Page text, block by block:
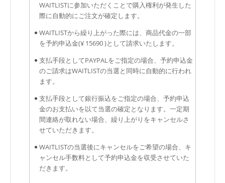
WAITLISTに参加いただくことで購入権利が発生した
際に自動的にご注文が確定します。
WAITLISTから繰り上がった際には、商品代金の一部
を予約申込金(¥ 15690 )として請求いたします。
支払手段としてPAYPALをご指定の場合、予約申込金
のご請求はWAITLISTの当選と同時に自動的に行われ
ます。
支払手段として銀行振込をご指定の場合、予約申込
金のお支払いを以て当選の確定となります。一定期
間連絡が取れない場合、繰り上がりをキャンセルさ
せていただきます。
WAITLISTの当選後にキャンセルをご希望の場合、キ
ャンセル手数料として予約申込金を収受させていた
だきます。